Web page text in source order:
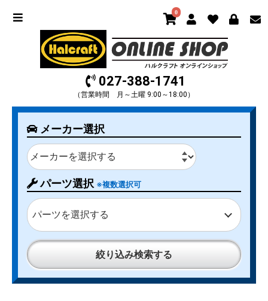
0
027-388-1741
（営業時間 月～土曜 9:00～18:00）
メーカー選択
パーツ選択 ※複数選択可
パーツを選択する